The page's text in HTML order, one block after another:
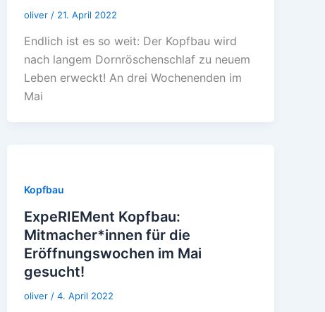
oliver / 21. April 2022
Endlich ist es so weit: Der Kopfbau wird
nach langem Dornröschenschlaf zu neuem
Leben erweckt! An drei Wochenenden im
Mai
Kopfbau
ExpeRIEMent Kopfbau:
Mitmacher*innen für die
Eröffnungswochen im Mai
gesucht!
oliver/4. April 2022